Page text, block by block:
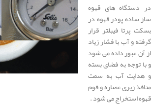
در دستگاه های قهوه
ساز ساده پودر قهوه در
بسکت پرتا فیبلتر قرار
گرفته و آب با فشار زیاد
از آن عبور داده می شود
و با توجه به فضای بسته
و هدایت آب به سمت
منافذ زیری عصاره و فوم
قهوه استخراج می شود .